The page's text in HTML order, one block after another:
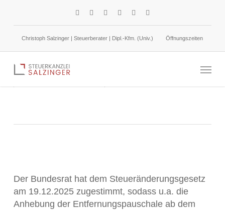
contentChristoph Salzinger | Steuerberater | Dipl.-Kfm. (Univ.) Öffnungszeiten
Menu
Einkommensteuer
Der Bundesrat hat dem Steueränderungsgesetz
am 19.12.2025 zugestimmt, sodass u.a. die
Anhebung der Entfernungspauschale ab dem